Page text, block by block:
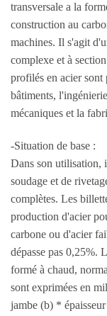
transversale a la
construction au
machines. Il s'agit
complexe et à
profilés en acier sont
bâtiments,
mécaniques et la
-Situation de base :
Dans son utilisation,
soudage et de
complètes. Les
production d'acier
carbone ou d'acier
dépasse pas 0,25%.
formé à chaud,
sont exprimées en
jambe (b) *